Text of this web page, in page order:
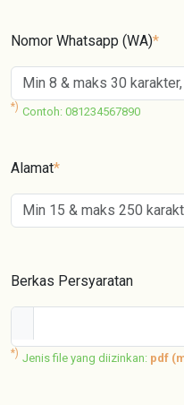
Nomor Whatsapp (WA)*
*) Contoh: 081234567890
Alamat*
Berkas Persyaratan
*) Jenis file yang diizinkan: pdf